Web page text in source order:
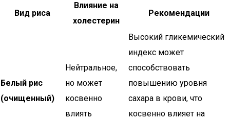
Вид риса
Влияние на
холестерин
Рекомендации
Белый рис
(очищенный)
Нейтральное,
но может
косвенно
влиять
Высокий гликемический
индекс может
способствовать
повышению уровня
сахара в крови, что
косвенно влияет на